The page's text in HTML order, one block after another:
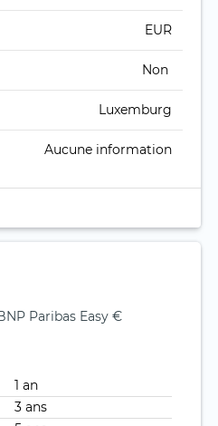
EUR
Non
Luxemburg
Aucune information
Paribas Easy €
1 an
3 ans